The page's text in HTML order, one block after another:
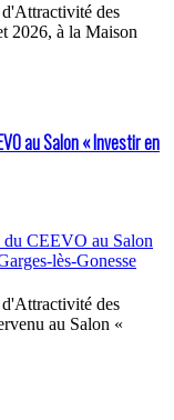
des
2026, à la Maison
au Salon « Investir en
des
au Salon «